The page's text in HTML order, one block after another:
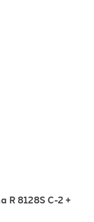
R 8128S C-2 +